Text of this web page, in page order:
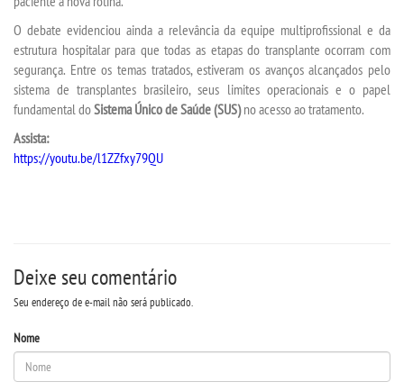
REPOSITÓRIO
DISCENTE
REGULAMENTOS
RELATOS
O debate evidenciou ainda a relevância da equipe multiprofissional e da
estrutura hospitalar para que todas as etapas do transplante ocorram com
segurança. Entre os temas tratados, estiveram os avanços alcançados pelo
sistema de transplantes brasileiro, seus limites operacionais e o papel
fundamental doSistema Único de Saúde (SUS)no acesso ao tratamento.
Assista:
https://youtu.be/l1ZZfxy79QU
Deixe seu comentário
Seu endereço de e-mail não será publicado.
Nome